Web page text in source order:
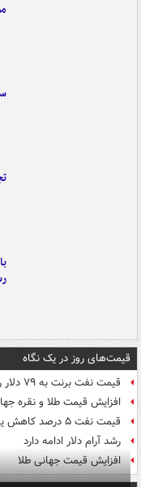
قیمت‌های روز در یک نگاه
قیمت نفت برنت به ۷۹ دلار رسید
افزایش قیمت طلا و نقره
قیمت نفت ۵ درصد کاهش یافت
رشد آرام دلار ادامه دارد
افزایش قیمت جهانی طلا